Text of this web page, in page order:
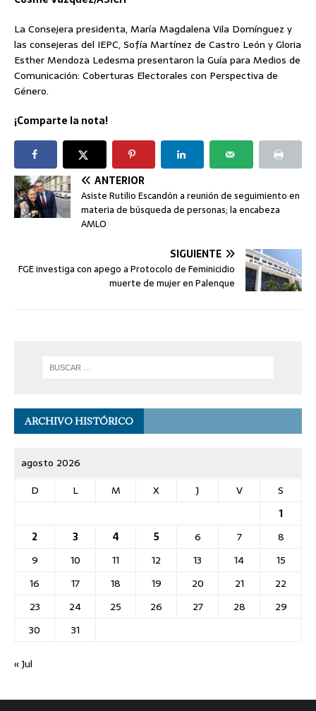
La Consejera presidenta, María Magdalena Vila Domínguez y
las consejeras del IEPC, Sofía Martínez de Castro León y Gloria
Esther Mendoza Ledesma presentaron la Guía para Medios de
Comunicación: Coberturas Electorales con Perspectiva de
Género.
¡Comparte la nota!
ANTERIOR
Asiste Rutilio Escandón a reunión de seguimiento en
materia de búsqueda de personas; la encabeza
AMLO
SIGUIENTE
FGE investiga con apego a Protocolo de Feminicidio
muerte de mujer en Palenque
ARCHIVO HISTÓRICO
agosto 2026
D
L M X J V
S
1
2
3 4 5 6 7
8
9
10 11 12 13 14
15
16
17 18 19 20 21
22
23
24 25 26 27 28
29
30
31
« Jul